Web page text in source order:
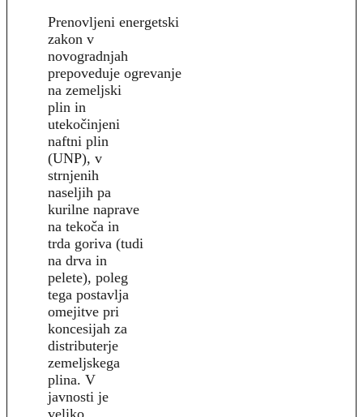
Prenovljeni energetski
zakon v
novogradnjah
prepoveduje ogrevanje
na zemeljski
plin in
utekočinjeni
naftni plin
(UNP), v
strnjenih
naseljih pa
kurilne naprave
na tekoča in
trda goriva (tudi
na drva in
pelete), poleg
tega postavlja
omejitve pri
koncesijah za
distributerje
zemeljskega
plina. V
javnosti je